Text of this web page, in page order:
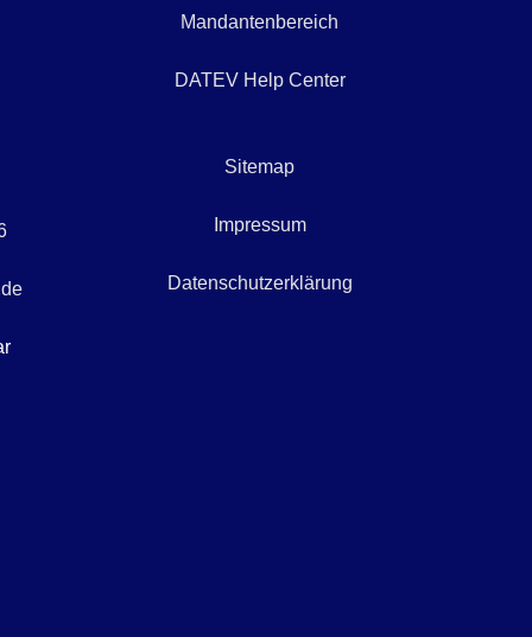
Mandantenbereich
DATEV Help Center
Sitemap
Impressum
Datenschutzerklärung